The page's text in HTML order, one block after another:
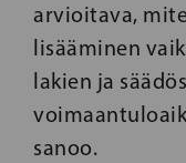
arvioitava,
lisääminen
lakien ja
sanoo.